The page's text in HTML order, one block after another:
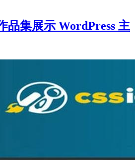
品集展示 WordPress 主